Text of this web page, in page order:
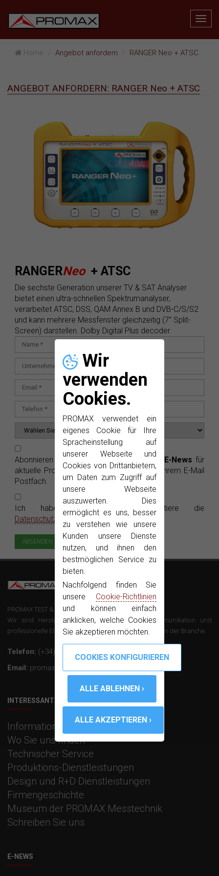
Wir
verwenden
Cookies.
PROMAX verwendet ein
eigenes Cookie für Ihre
Spracheinstellung auf
unserer Webseite und
Cookies von Drittanbietern,
um Daten zum Zugriff auf
unsere Webseite
auszuwerten. Dies
ermöglicht es uns, besser
zu verstehen wie unsere
Kunden unsere Dienste
nutzen, und ihnen den
bestmöglichen Service zu
bieten.
Nachfolgend finden Sie
unsere Cookie-Richtlinien
und können einfach
anklicken, welche Cookies
Sie akzeptieren möchten.
Home Angebot anfordern RANGER Neo + ATSC
ANGEBOT ANFORDERN: RANGER Neo + ATSC
RANGERNeo + ATSC
Die sechste Generation unserer TV & SAT Analyser
bietet einen ultra-schnellen Spektrumanalyser,
verarbeitet ATSC, DSS, QAM Annex B und DVB-C/S/S2
und kann mehrere Messfenster gleichzeitig (7” Split-
Screen) darstellen. Dolby Digital Plus decoder.
Abonnieren Sie die kostenlosen PROMAX E-News für
aktuelle Produktinformationen bequem in Ihrem E-Mail
Postfach.
Ich habe gelesen und akzeptiere die
Datenschutzerklärung
PROMAX TEST & MEASUREMENT, SLU ©
Wir sind Hersteller von Mess-Geräte der Telekommunikation und
professionelle Elektronik mit über 50 Jahren Erfahrung in der Branche.
Telefon: (+34) 931 847 700
Email: promax@promax.es
INTERESSANTS LINKS
Informationen zum Unternehmen
Wo Sie uns finden
Technischer Service
Produktions-Dienstleistungen
Design und R+D Dienstleistungen
Firmengeschichte
Museum der PROMAX Messtechnik
Schreiben Sie uns
E-NEWS